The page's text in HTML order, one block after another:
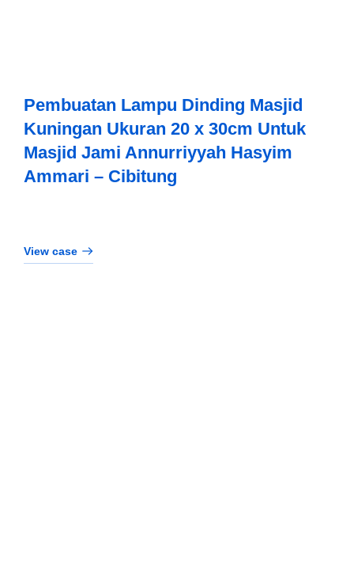
Pembuatan Lampu Dinding Masjid
Kuningan Ukuran 20 x 30cm Untuk
Masjid Jami Annurriyyah Hasyim
Ammari – Cibitung
View case